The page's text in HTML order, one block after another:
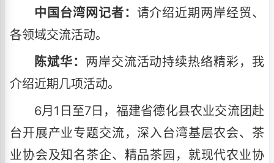
中国台湾网记者： 请介绍近期两岸经贸、
各领域交流活动。
陈斌华： 两岸交流活动持续热络精彩，我
介绍近期几项活动。
6月1日至7日，福建省德化县农业交流团赴
台开展产业专题交流，深入台湾基层农会、茶
业协会及知名茶企、精品茶园，就现代农业协